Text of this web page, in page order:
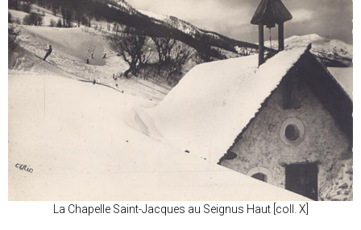
La Chapelle Saint-Jacques au Seignus Haut [coll. X]